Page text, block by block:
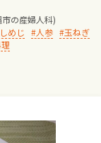
の産婦人科)
しめじ 人参
玉ねぎ